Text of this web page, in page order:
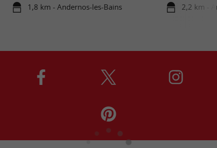
1,8 km - Andernos-les-Bains 2,2 km -